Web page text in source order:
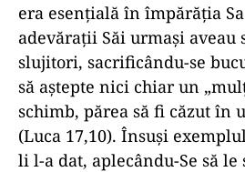
era esenţială în împărăţia
adevăraţii Săi urmaşi aveau
slujitori, sacrificându-se
să aştepte nici chiar un
schimb, părea să fi căzut în
(Luca 17,10). Însuşi
li l-a dat, aplecându-Se să le